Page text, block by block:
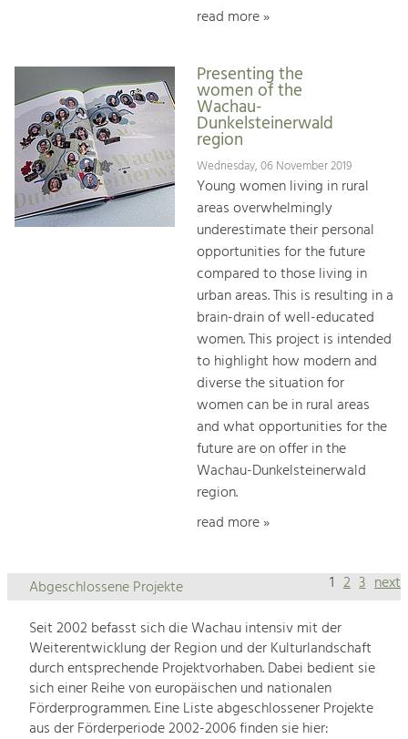
read more »
Presenting the
women of the
Wachau-
Dunkelsteinerwald
region
Wednesday, 06 November 2019
Young women living in rural
areas overwhelmingly
underestimate their personal
opportunities for the future
compared to those living in
urban areas. This is resulting in a
brain-drain of well-educated
women. This project is intended
to highlight how modern and
diverse the situation for
women can be in rural areas
and what opportunities for the
future are on offer in the
Wachau-Dunkelsteinerwald
region.
read more »
1 2 3 next
Abgeschlossene Projekte
Seit 2002 befasst sich die Wachau intensiv mit der
Weiterentwicklung der Region und der Kulturlandschaft
durch entsprechende Projektvorhaben. Dabei bedient sie
sich einer Reihe von europäischen und nationalen
Förderprogrammen. Eine Liste abgeschlossener Projekte
aus der Förderperiode 2002-2006 finden sie hier: